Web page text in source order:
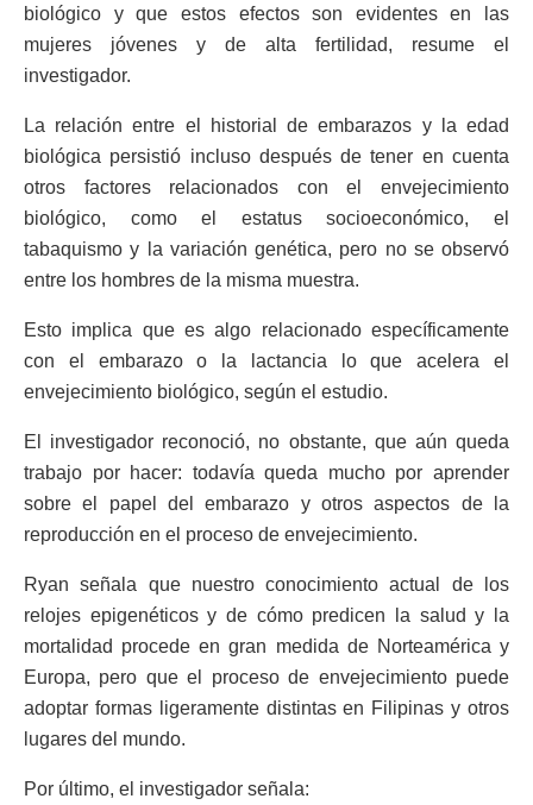
biológico y que estos efectos son evidentes en las
mujeres jóvenes y de alta fertilidad, resume el
investigador.
La relación entre el historial de embarazos y la edad
biológica persistió incluso después de tener en cuenta
otros factores relacionados con el envejecimiento
biológico, como el estatus socioeconómico, el
tabaquismo y la variación genética, pero no se observó
entre los hombres de la misma muestra.
Esto implica que es algo relacionado específicamente
con el embarazo o la lactancia lo que acelera el
envejecimiento biológico, según el estudio.
El investigador reconoció, no obstante, que aún queda
trabajo por hacer: todavía queda mucho por aprender
sobre el papel del embarazo y otros aspectos de la
reproducción en el proceso de envejecimiento.
Ryan señala que nuestro conocimiento actual de los
relojes epigenéticos y de cómo predicen la salud y la
mortalidad procede en gran medida de Norteamérica y
Europa, pero que el proceso de envejecimiento puede
adoptar formas ligeramente distintas en Filipinas y otros
lugares del mundo.
Por último, el investigador señala: